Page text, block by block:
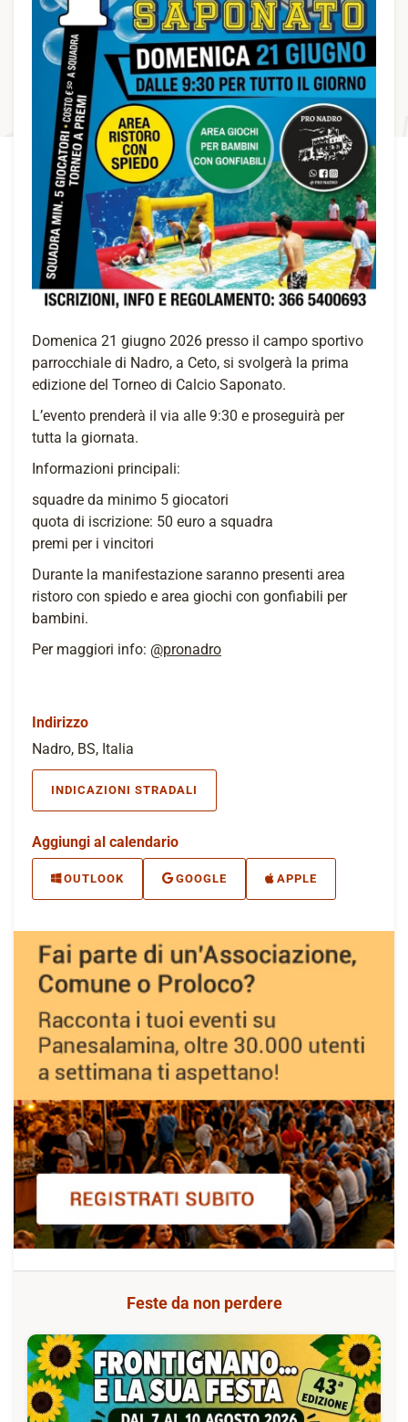
Domenica 21 giugno 2026 presso il campo sportivo
parrocchiale di Nadro, a Ceto, si svolgerà la prima
edizione del Torneo di Calcio Saponato.
L’evento prenderà il via alle 9:30 e proseguirà per
tutta la giornata.
Informazioni principali:
squadre da minimo 5 giocatori
quota di iscrizione: 50 euro a squadra
premi per i vincitori
Durante la manifestazione saranno presenti area
ristoro con spiedo e area giochi con gonfiabili per
bambini.
Per maggiori info: @pronadro
Indirizzo
Nadro, BS, Italia
INDICAZIONI STRADALI
Aggiungi al calendario
OUTLOOK GOOGLE APPLE
Feste da non perdere